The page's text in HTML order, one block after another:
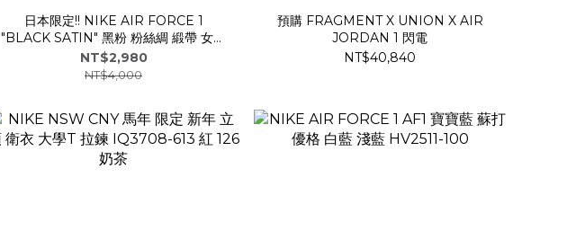
日本限定!! NIKE AIR FORCE 1
"BLACK SATIN" 黑粉 粉絲綢 緞帶 女鞋
IH2034-010
NT$2,980
NT$4,000
預購 FRAGMENT X UNION X AIR
JORDAN 1 閃電
NT$40,840